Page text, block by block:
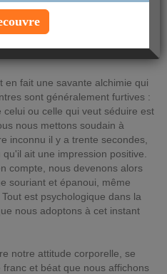
se croisent, des mots échangés,
matière deséduction, la
en fait une savante alchimie qui
sont généralement furtives :
ou celle qui veut séduire est
nous mettons soudain à
inconnu il y a trente secondes,
ait une impression positive.
compte, nous devenons alors
souriant et épanoui, même
est psychologique dans la
nous adoptons à cet instant
notre attitude corporelle, se
et béat que nous affichons